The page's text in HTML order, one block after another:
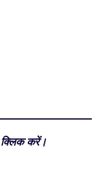
क्लिक करें।